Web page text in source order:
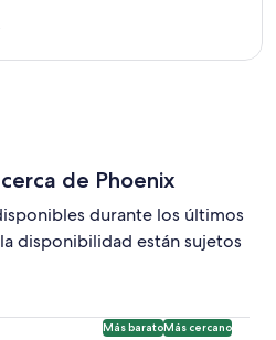
de Phoenix
durante los últimos
disponibilidad están sujetos
Más baratoMás cercano